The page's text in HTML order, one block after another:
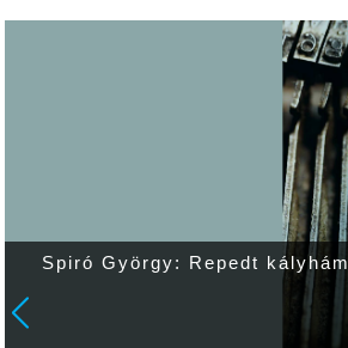
Spiró György: Repedt